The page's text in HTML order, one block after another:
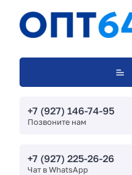
+7 (927) 146-74-95
Позвоните нам
+7 (927) 225-26-26
Чат в WhatsApp